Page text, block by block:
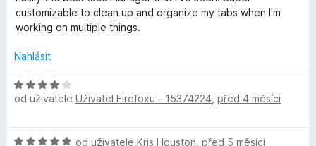
:
5
5
c
e
í
5
z
d
n
c
n
í
z
customizable to clean up and organize my tabs when I'm
working on multiple things.
Nahlásit
H
o
od uživatele Uživatel Firefoxu - 15374224 před 4 měsíci
H
od uživatele Kris Houston před 5 měsíci